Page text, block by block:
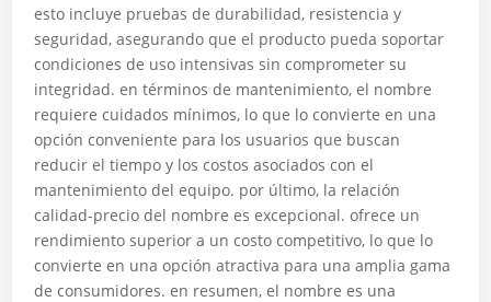
esto incluye pruebas de durabilidad, resistencia y
seguridad, asegurando que el producto pueda soportar
condiciones de uso intensivas sin comprometer su
integridad. en términos de mantenimiento, el nombre
requiere cuidados mínimos, lo que lo convierte en una
opción conveniente para los usuarios que buscan
reducir el tiempo y los costos asociados con el
mantenimiento del equipo. por último, la relación
calidad-precio del nombre es excepcional. ofrece un
rendimiento superior a un costo competitivo, lo que lo
convierte en una opción atractiva para una amplia gama
de consumidores. en resumen, el nombre es una